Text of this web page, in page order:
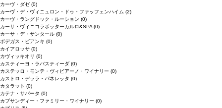
カーヴ・ダゼ (0)
カーヴ・デ・ヴィニュロン・ドゥ・ファッフェンハイム (2)
カーヴ・ラングドック・ルーション (0)
カーサ・ヴィニコラボッターカルロ&SPA (0)
カーサ・デ・サンタール (0)
ボデガス・ビアンキ (0)
カイアロッサ (0)
カヴィッキオリ (0)
カスティーヨ・ラバスティーダ (0)
カステッロ・モンテ・ヴィビアーノ・ワイナリー (0)
カストロ・デッラ・パネレッタ (0)
カタラット (0)
カテナ・サパータ (0)
カプサンディー・ファミリー・ワイナリー (0)